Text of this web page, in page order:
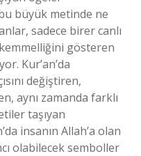
büyük metinde ne
sadece birer canlı
gösteren
Kur’an’da
değiştiren,
aynı zamanda farklı
taşıyan
insanın Allah’a olan
olabilecek semboller